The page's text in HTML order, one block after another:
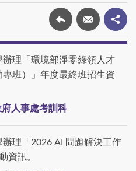
理「環境部淨零綠領人才
班）」年度最終班招生資
人事處考訓科
理「2026 AI 問題解決工作
資訊。